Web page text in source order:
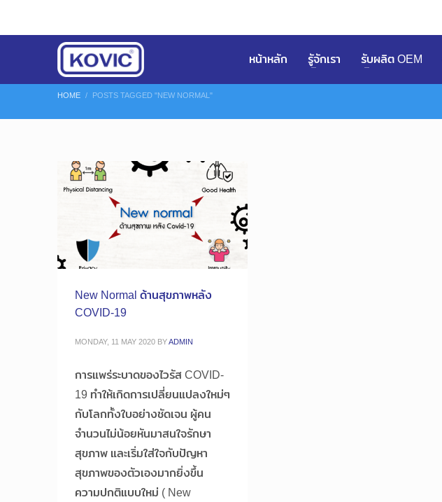
หน้าหลัก รูัจักเรา รับผลิต OEM
HOME POSTS TAGGED "NEW NORMAL"
New Normal ด้านสุขภาพหลัง
COVID-19
MONDAY, 11 MAY 2020 BYADMIN
การแพร่ระบาดของไวรัส COVID-
19 ทำให้เกิดการเปลี่ยนแปลงใหม่ๆ
กับโลกทั้งใบอย่างชัดเจน ผู้คน
จำนวนไม่น้อยหันมาสนใจรักษา
สุขภาพ และเริ่มใส่ใจกับปัญหา
สุขภาพของตัวเองมากยิ่งขึ้น
ความปกติแบบใหม่ ( New